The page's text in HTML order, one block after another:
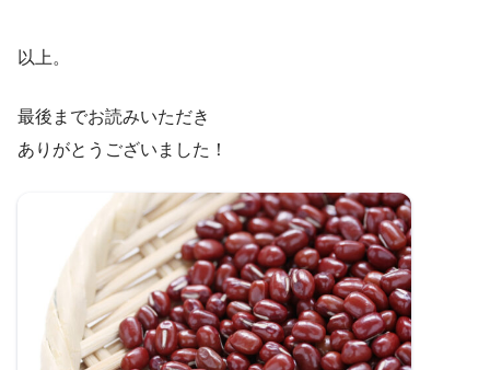
以上。
最後までお読みいただき
ありがとうございました！